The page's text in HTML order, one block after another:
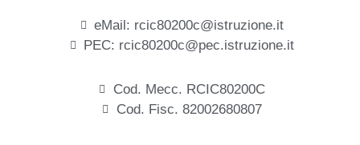
eMail: rcic80200c@istruzione.it
PEC: rcic80200c@pec.istruzione.it
Cod. Mecc. RCIC80200C
Cod. Fisc. 82002680807